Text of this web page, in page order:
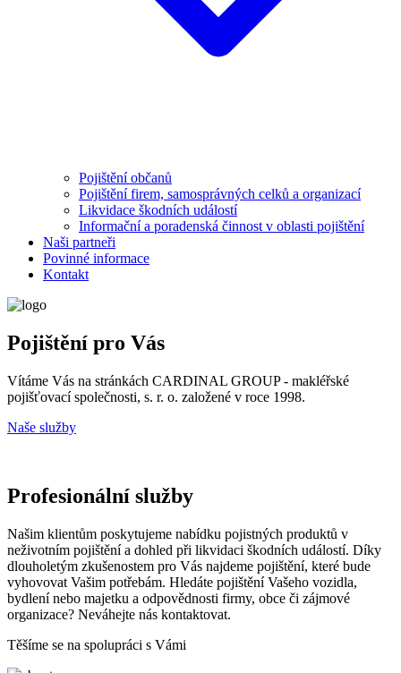
Pojištění občanů
Pojištění firem, samosprávných celků a organizací
Likvidace škodních událostí
Informační a poradenská činnost v oblasti pojištění
Naši partneři
Povinné informace
Kontakt
Pojištění pro Vás
Vítáme Vás na stránkách CARDINAL GROUP - makléřské
pojišťovací společnosti, s. r. o. založené v roce 1998.
Naše služby
Profesionální služby
Našim klientům poskytujeme nabídku pojistných produktů v
neživotním pojištění a dohled při likvidaci škodních událostí. Díky
dlouholetým zkušenostem pro Vás najdeme pojištění, které bude
vyhovovat Vašim potřebám. Hledáte pojištění Vašeho vozidla,
bydlení nebo majetku a odpovědnosti firmy, obce či zájmové
organizace? Neváhejte nás kontaktovat.
Těšíme se na spolupráci s Vámi